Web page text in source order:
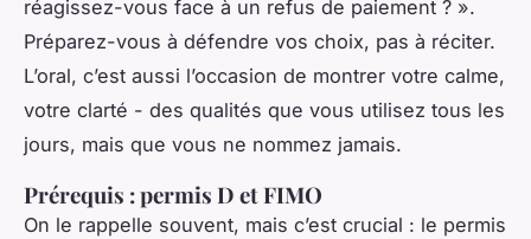
réagissez-vous face à un refus de paiement ? ».
Préparez-vous à défendre vos choix, pas à réciter.
L’oral, c’est aussi l’occasion de montrer votre calme,
votre clarté - des qualités que vous utilisez tous les
jours, mais que vous ne nommez jamais.
Prérequis : permis D et FIMO
On le rappelle souvent, mais c’est crucial : le permis